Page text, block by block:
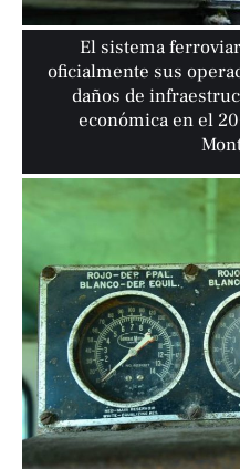
El sistema
oficialmente sus
daños de
económica en el